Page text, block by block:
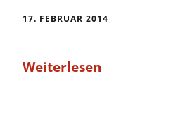
17. FEBRUAR 2014
Weiterlesen